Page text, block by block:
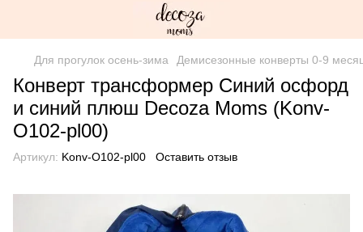
Для прогулок осень-зима Демисезонные конверты 0-9
Конверт трансформер Синий осфорд
и синий плюш Decoza Moms (Konv-
O102-pl00)
Артикул: Konv-O102-pl00 Оставить отзыв